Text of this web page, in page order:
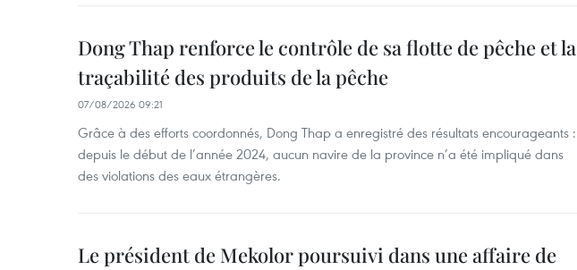
Dong Thap renforce le contrôle de sa flotte de pêche et la
traçabilité des produits de la pêche
07/08/2026 09:21
Grâce à des efforts coordonnés, Dong Thap a enregistré des résultats encourageants :
depuis le début de l’année 2024, aucun navire de la province n’a été impliqué dans
des violations des eaux étrangères.
Le président de Mekolor poursuivi dans une affaire de